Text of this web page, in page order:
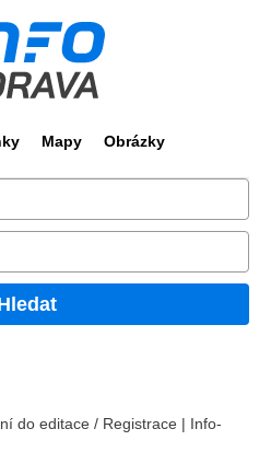
Mapy Obrázky
do editace / Registrace | Info-